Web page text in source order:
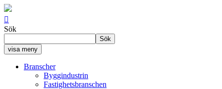

Sök
Sök
visa meny
Branscher
Byggindustrin
Fastighetsbranschen